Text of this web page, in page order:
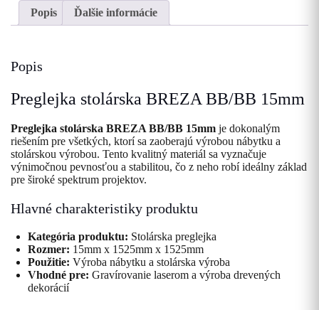
Popis Ďalšie informácie
Popis
Preglejka stolárska BREZA BB/BB 15mm
Preglejka stolárska BREZA BB/BB 15mm je dokonalým
riešením pre všetkých, ktorí sa zaoberajú výrobou nábytku a
stolárskou výrobou. Tento kvalitný materiál sa vyznačuje
výnimočnou pevnosťou a stabilitou, čo z neho robí ideálny základ
pre široké spektrum projektov.
Hlavné charakteristiky produktu
Kategória produktu: Stolárska preglejka
Rozmer: 15mm x 1525mm x 1525mm
Použitie: Výroba nábytku a stolárska výroba
Vhodné pre: Gravírovanie laserom a výroba drevených
dekorácií